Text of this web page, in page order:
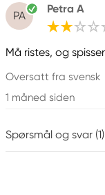
PA
Petra A
Må ristes, og
Oversatt fra svensk
1 måned siden
Spørsmål og svar (1)